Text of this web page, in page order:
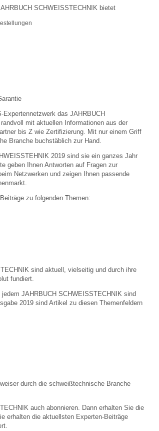
SCHWEISSTECHNIK bietet
das JAHRBUCH
mit aktuellen Informationen aus der
bis Z wie Zertifizierung. Mit nur einem Griff
Branche buchstäblich zur Hand.
2019 sind sie ein ganzes Jahr
geben Ihnen Antworten auf Fragen zur
Netzwerken und zeigen Ihnen passende
zu folgenden Themen:
sind aktuell, vielseitig und durch ihre
fundiert.
JAHRBUCH SCHWEISSTECHNIK sind
2019 sind Artikel zu diesen Themenfeldern
durch die schweißtechnische Branche
auch abonnieren. Dann erhalten Sie die
erhalten die aktuellsten Experten-Beiträge